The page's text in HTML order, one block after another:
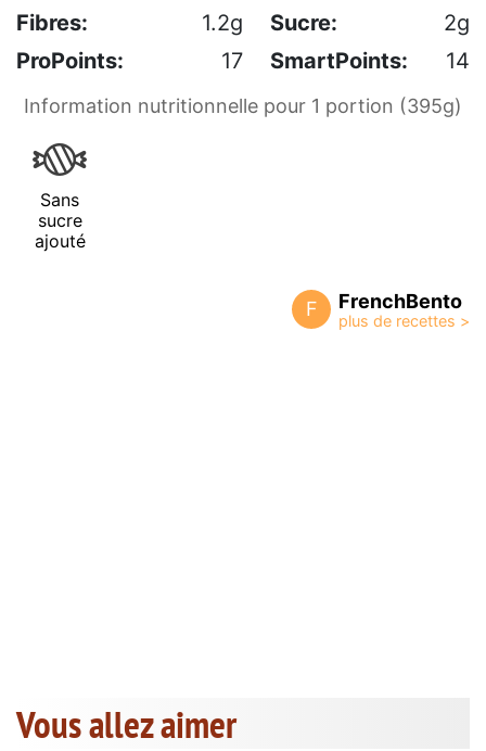
Fibres:
1.2g Sucre:
2g
ProPoints:
17 SmartPoints: 14
Information nutritionnelle pour 1 portion (395g)
Sans
sucre
ajouté
F FrenchBento
Vous allez aimer